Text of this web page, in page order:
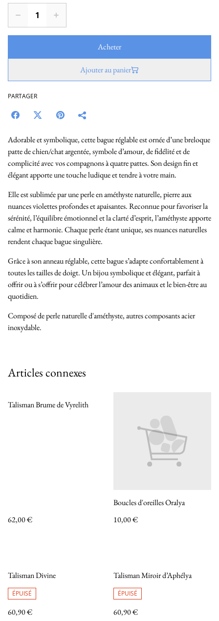
Acheter
Ajouter au panier
PARTAGER
Adorable et symbolique, cette bague réglable est ornée d’une breloque
patte de chien/chat argentée, symbole d’amour, de fidélité et de
complicité avec vos compagnons à quatre pattes. Son design fin et
élégant apporte une touche ludique et tendre à votre main.
Elle est sublimée par une perle en améthyste naturelle, pierre aux
nuances violettes profondes et apaisantes. Reconnue pour favoriser la
sérénité, l’équilibre émotionnel et la clarté d’esprit, l’améthyste apporte
calme et harmonie. Chaque perle étant unique, ses nuances naturelles
rendent chaque bague singulière.
Grâce à son anneau réglable, cette bague s’adapte confortablement à
toutes les tailles de doigt. Un bijou symbolique et élégant, parfait à
offrir ou à s’offrir pour célébrer l’amour des animaux et le bien-être au
quotidien.
Composé de perle naturelle d'améthyste, autres composants acier
inoxydable.
Articles connexes
Talisman Brume de Vyrelith
62,00 €
Boucles d'oreilles Oralya
10,00 €
Talisman Divine
ÉPUISÉ
60,90 €
Talisman Miroir d’Aphélya
ÉPUISÉ
60,90 €